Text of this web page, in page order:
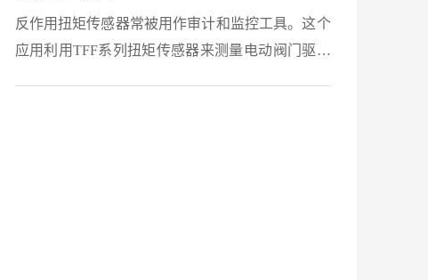
反作用扭矩传感器常被用作审计和监控工具。这个
应用利用TFF系列扭矩传感器来测量电动阀门驱动